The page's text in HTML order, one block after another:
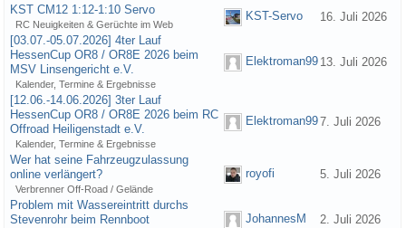
KST CM12 1:12-1:10 Servo
RC Neuigkeiten & Gerüchte im Web
KST-Servo
16. Juli 2026
[03.07.-05.07.2026] 4ter Lauf
HessenCup OR8 / OR8E 2026 beim
MSV Linsengericht e.V.
Kalender, Termine & Ergebnisse
Elektroman99 13. Juli 2026
[12.06.-14.06.2026] 3ter Lauf
HessenCup OR8 / OR8E 2026 beim RC
Offroad Heiligenstadt e.V.
Kalender, Termine & Ergebnisse
Elektroman997. Juli 2026
Wer hat seine Fahrzeugzulassung
online verlängert?
Verbrenner Off-Road / Gelände
royofi 5. Juli 2026
Problem mit Wassereintritt durchs
Stevenrohr beim Rennboot
JohannesM 2. Juli 2026